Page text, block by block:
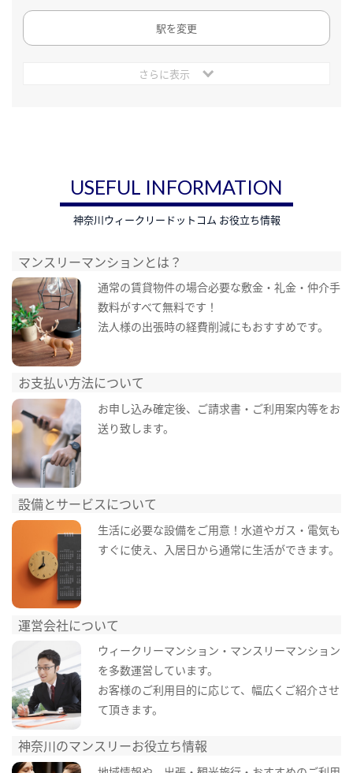
駅を変更
さらに表示
USEFUL INFORMATION
神奈川ウィークリードットコム お役立ち情報
マンスリーマンションとは？
通常の賃貸物件の場合必要な敷金・礼金・仲介手
数料がすべて無料です！
法人様の出張時の経費削減にもおすすめです。
お支払い方法について
お申し込み確定後、ご請求書・ご利用案内等をお
送り致します。
設備とサービスについて
生活に必要な設備をご用意！水道やガス・電気も
すぐに使え、入居日から通常に生活ができます。
運営会社について
ウィークリーマンション・マンスリーマンション
を多数運営しています。
お客様のご利用目的に応じて、幅広くご紹介させ
て頂きます。
神奈川のマンスリーお役立ち情報